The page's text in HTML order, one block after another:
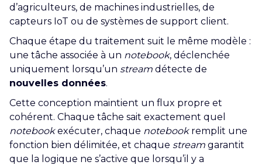
d’agriculteurs, de machines industrielles, de
capteurs IoT ou de systèmes de support client.
Chaque étape du traitement suit le même modèle :
une tâche associée à un notebook, déclenchée
uniquement lorsqu’un stream détecte de
nouvelles données.
Cette conception maintient un flux propre et
cohérent. Chaque tâche sait exactement quel
notebookexécuter, chaque notebookremplit une
fonction bien délimitée, et chaque stream garantit
que la logique ne s’active que lorsqu’il y a